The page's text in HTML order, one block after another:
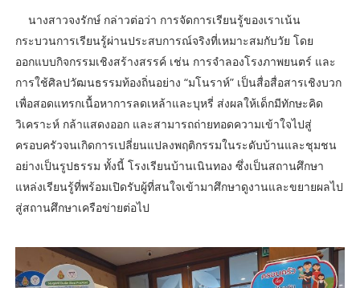
นางสาวจงรักษ์ กล่าวต่อว่า การจัดการเรียนรู้ของเราเน้น
กระบวนการเรียนรู้ผ่านประสบการณ์จริงที่เหมาะสมกับวัย โดย
ออกแบบกิจกรรมเชิงสร้างสรรค์ เช่น การจำลองโรงภาพยนตร์ และ
การใช้ศิลปวัฒนธรรมท้องถิ่นอย่าง “มโนราห์” เป็นสื่อสื่อสารเชิงบวก
เพื่อสอดแทรกเนื้อหาการลดเหล้าและบุหรี่ ส่งผลให้เด็กมีทักษะคิด
วิเคราะห์ กล้าแสดงออก และสามารถถ่ายทอดความเข้าใจไปสู่
ครอบครัวจนเกิดการเปลี่ยนแปลงพฤติกรรมในระดับบ้านและชุมชน
อย่างเป็นรูปธรรม ทั้งนี้ โรงเรียนบ้านเนินทอง ซึ่งเป็นสถานศึกษา
แหล่งเรียนรู้ที่พร้อมเปิดรับผู้ที่สนใจเข้ามาศึกษาดูงานและขยายผลไป
สู่สถานศึกษาเครือข่ายต่อไป